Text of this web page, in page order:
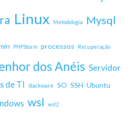
Linux Metodologia Mysql
PHPStorm processos Recuperação
dos Anéis Servidor
de TI Slackware SO SSH Ubuntu
wsl wsl2